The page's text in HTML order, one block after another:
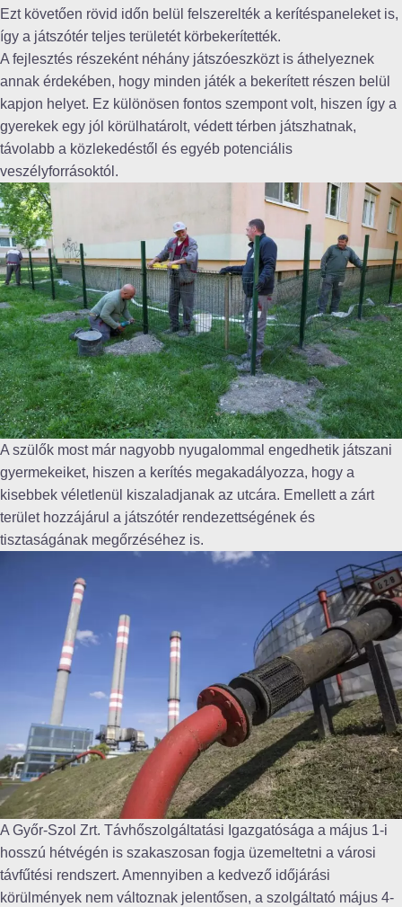
Ezt követően rövid időn belül felszerelték a kerítéspaneleket is,
így a játszótér teljes területét körbekerítették.
A fejlesztés részeként néhány játszóeszközt is áthelyeznek
annak érdekében, hogy minden játék a bekerített részen belül
kapjon helyet. Ez különösen fontos szempont volt, hiszen így a
gyerekek egy jól körülhatárolt, védett térben játszhatnak,
távolabb a közlekedéstől és egyéb potenciális
veszélyforrásoktól.
A szülők most már nagyobb nyugalommal engedhetik játszani
gyermekeiket, hiszen a kerítés megakadályozza, hogy a
kisebbek véletlenül kiszaladjanak az utcára. Emellett a zárt
terület hozzájárul a játszótér rendezettségének és
tisztaságának megőrzéséhez is.
A Győr-Szol Zrt. Távhőszolgáltatási Igazgatósága a május 1-i
hosszú hétvégén is szakaszosan fogja üzemeltetni a városi
távfűtési rendszert. Amennyiben a kedvező időjárási
körülmények nem változnak jelentősen, a szolgáltató május 4-